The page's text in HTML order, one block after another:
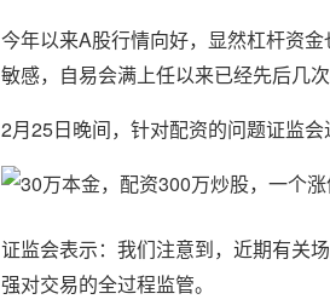
今年以来A股行情向好，显然杠杆资
敏感，自易会满上任以来已经先后几
2月25日晚间，针对配资的问题证监
证监会表示：我们注意到，近期有关
强对交易的全过程监管。